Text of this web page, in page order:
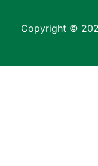
Copyright ©